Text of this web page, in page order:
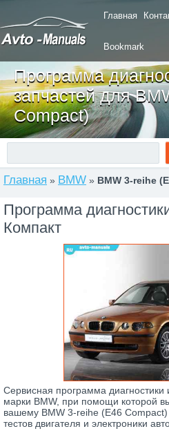
Главная
Bookmark
Программа
запчастей для
Compact)
Главная » BMW » BMW 3-reihe
Программа
Компакт
Сервисная программа диагностики
марки BMW, при помощи которой
вашему BMW 3-reihe (E46
тестов двигателя и электроники